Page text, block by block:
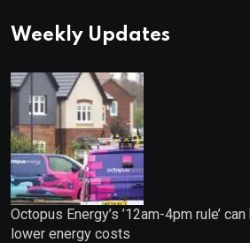
Weekly Updates
Octopus Energy’s ’12am-4pm rule’
lower energy costs